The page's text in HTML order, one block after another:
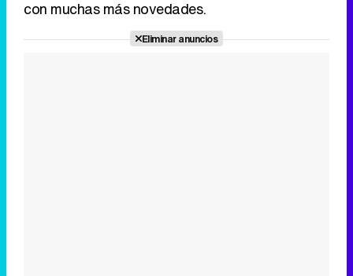
con muchas más novedades.
Eliminar anuncios